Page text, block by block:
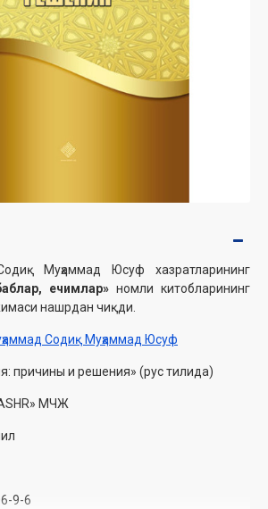
Муҳаммад Юсуф хазратларининг
ечимлар» номли китобларининг
нашрдан чиқди.
Содиқ Муҳаммад Юсуф
причины и решения» (рус тилида)
МЧЖ
9-6